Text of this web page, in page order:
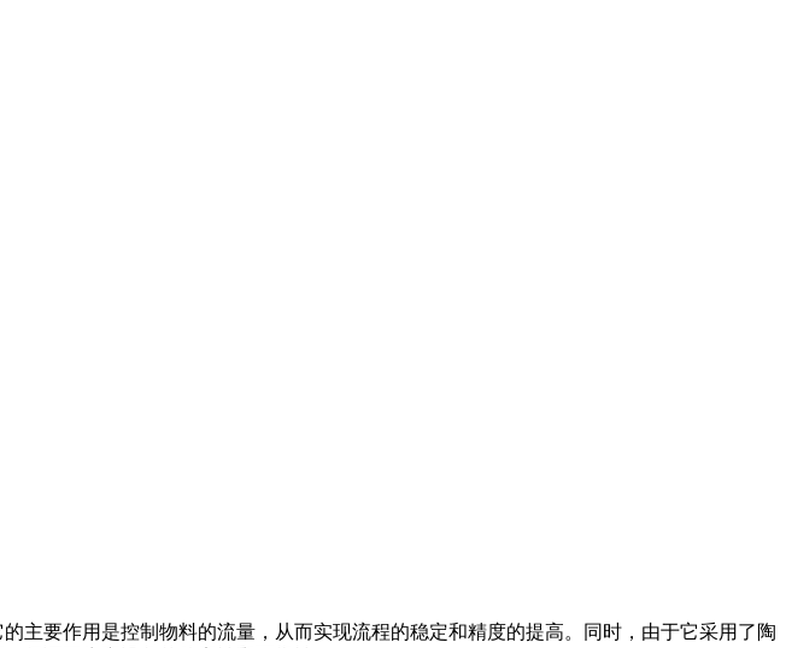
主要作用是控制物料的流量，从而实现流程的稳定和精度的提高。同时，由于它采用了陶